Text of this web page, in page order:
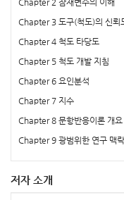
Chapter 2 잠재변수의 이해
Chapter 3 도구(척도)의 신뢰
Chapter 4 척도 타당도
Chapter 5 척도 개발 지침
Chapter 6 요인분석
Chapter 7 지수
Chapter 8 문항반응이론 개요
Chapter 9 광범위한 연구 맥
저자 소개